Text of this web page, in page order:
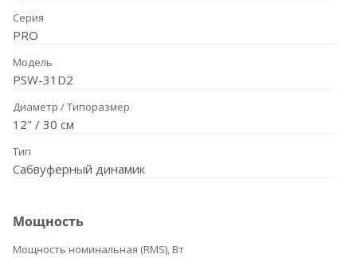
Серия
PRO
Модель
PSW-31D2
Диаметр / Типоразмер
12" / 30 см
Тип
Сабвуферный динамик
Мощность
Мощность номинальная (RMS), Вт